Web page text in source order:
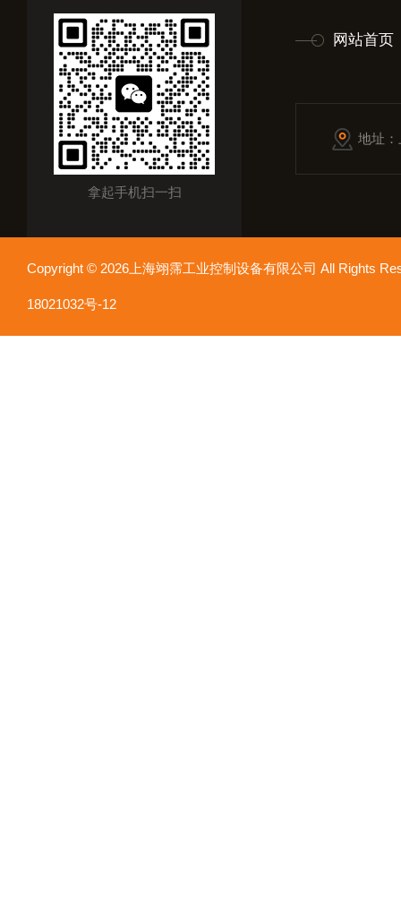
拿起手机扫一扫
网站首页
地址
Copyright © 2026上海翊霈工业控制设备有限公司 All Rights
18021032号-12